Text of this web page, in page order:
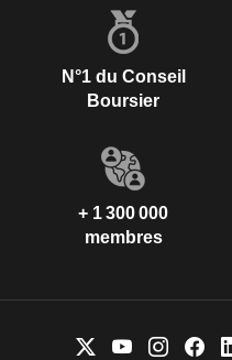
N°1 du Conseil
Boursier
+ 1 300 000
membres